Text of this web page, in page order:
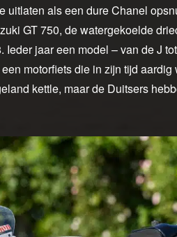
uitlaten als een dure Chanel
GT 750, de watergekoelde
jaar een model – van de J
motorfiets die in zijn tijd
kettle, maar de Duitsers